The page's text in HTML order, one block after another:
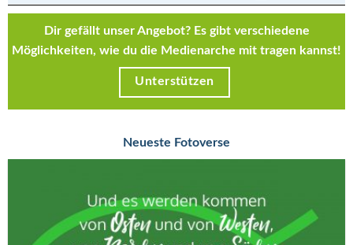
Dir gefällt unser Angebot? Es gibt verschiedene
Möglichkeiten, wie du die Medienarche mit tragen kannst!
Unterstützen
Neueste Fotoverse